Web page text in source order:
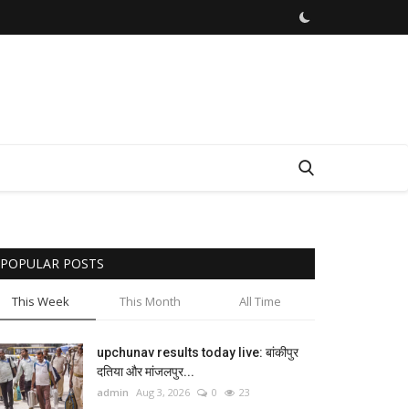
POPULAR POSTS
This Week This Month All Time
upchunav results today live: बांकीपुर
दतिया और मांजलपुर...
admin Aug 3, 2026 0 23